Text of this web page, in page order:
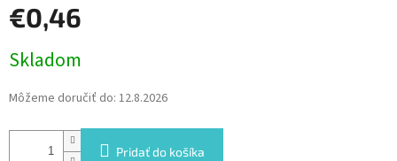
€0,46
cena:
Skladom
Môžeme doručiť do: 12.8.2026
Pridať do košíka